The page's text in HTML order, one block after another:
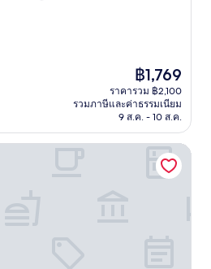
ราคา
ปัจจุบัน
คือ
฿1,769
฿1,769
ราคารวม ฿2,100
รวมภาษีและค่าธรรมเนียม
9 ส.ค. - 10 ส.ค.